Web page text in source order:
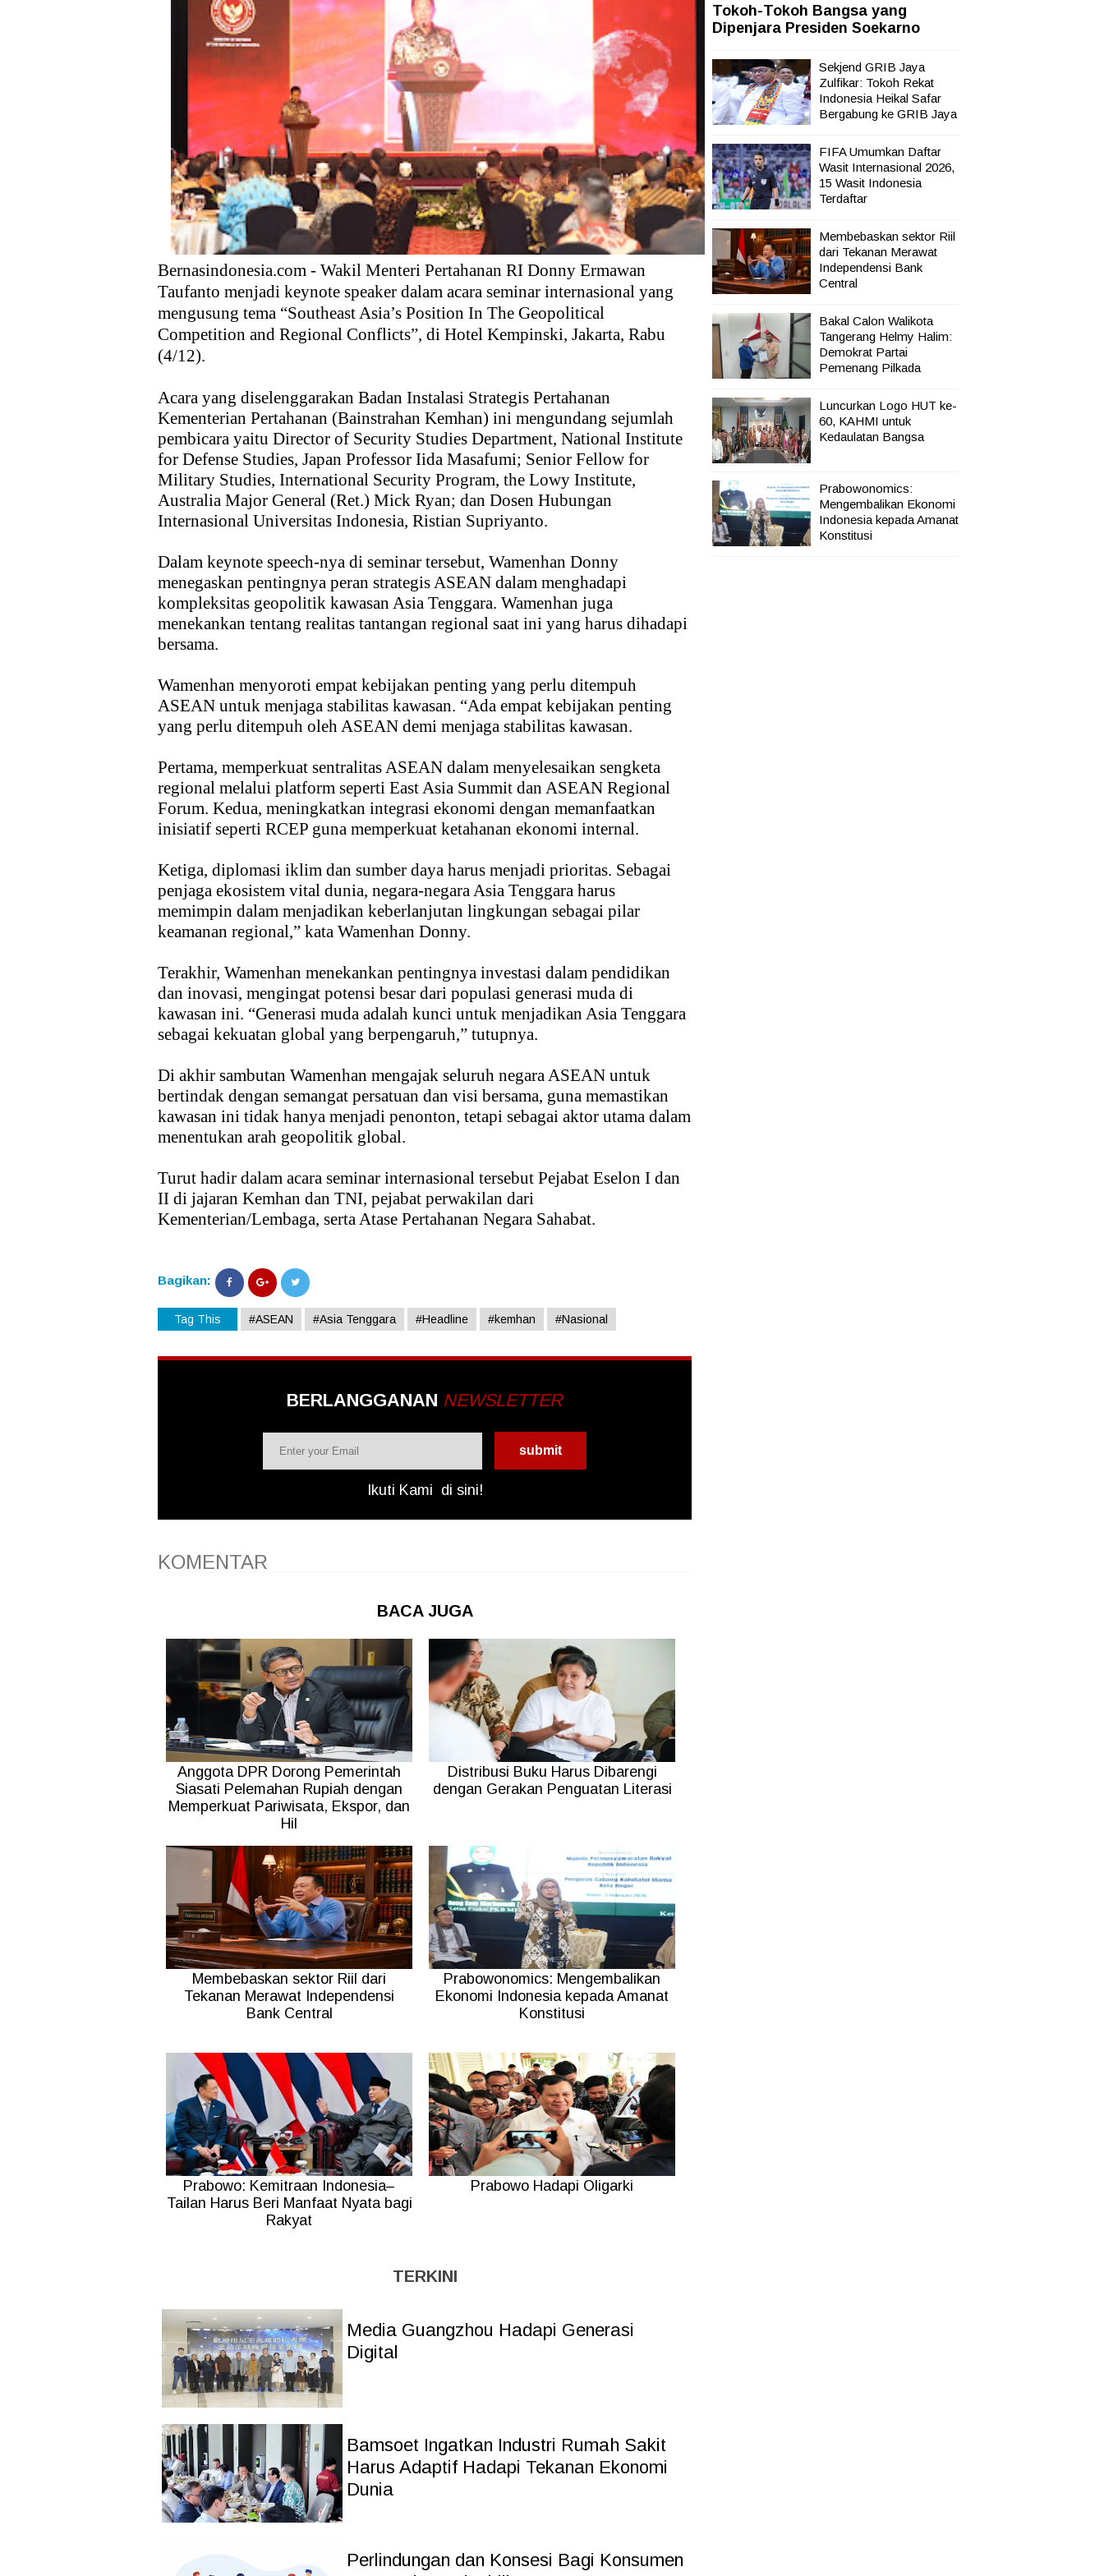
Ekspor, dan Hilirisasi
Kebijakan Strategis Pemerintah Topang Kenaikan PMI Manufaktur Nasional
Distribusi Buku Harus Dibarengi dengan Gerakan Penguatan Literasi
Waketum MUI Dukung Perampasan Aset Koruptor
Membebaskan sektor Riil dari Tekanan Merawat Independensi Bank Central
Media Guangzhou Hadapi Generasi Digital
Bamsoet Ingatkan Industri Rumah Sakit Harus Adaptif Hadapi Tekanan Ekonomi Dunia
Bernasindonesia.com - Wakil Menteri Pertahanan RI Donny Ermawan
Taufanto menjadi keynote speaker dalam acara seminar internasional yang
mengusung tema “Southeast Asia’s Position In The Geopolitical
Competition and Regional Conflicts”, di Hotel Kempinski, Jakarta, Rabu
(4/12).
Acara yang diselenggarakan Badan Instalasi Strategis Pertahanan
Kementerian Pertahanan (Bainstrahan Kemhan) ini mengundang sejumlah
pembicara yaitu Director of Security Studies Department, National Institute
for Defense Studies, Japan Professor Iida Masafumi; Senior Fellow for
Military Studies, International Security Program, the Lowy Institute,
Australia Major General (Ret.) Mick Ryan; dan Dosen Hubungan
Internasional Universitas Indonesia, Ristian Supriyanto.
Dalam keynote speech-nya di seminar tersebut, Wamenhan Donny
menegaskan pentingnya peran strategis ASEAN dalam menghadapi
kompleksitas geopolitik kawasan Asia Tenggara. Wamenhan juga
menekankan tentang realitas tantangan regional saat ini yang harus dihadapi
bersama.
Wamenhan menyoroti empat kebijakan penting yang perlu ditempuh
ASEAN untuk menjaga stabilitas kawasan. “Ada empat kebijakan penting
yang perlu ditempuh oleh ASEAN demi menjaga stabilitas kawasan.
Pertama, memperkuat sentralitas ASEAN dalam menyelesaikan sengketa
regional melalui platform seperti East Asia Summit dan ASEAN Regional
Forum. Kedua, meningkatkan integrasi ekonomi dengan memanfaatkan
inisiatif seperti RCEP guna memperkuat ketahanan ekonomi internal.
Ketiga, diplomasi iklim dan sumber daya harus menjadi prioritas. Sebagai
penjaga ekosistem vital dunia, negara-negara Asia Tenggara harus
memimpin dalam menjadikan keberlanjutan lingkungan sebagai pilar
keamanan regional,” kata Wamenhan Donny.
Terakhir, Wamenhan menekankan pentingnya investasi dalam pendidikan
dan inovasi, mengingat potensi besar dari populasi generasi muda di
kawasan ini. “Generasi muda adalah kunci untuk menjadikan Asia Tenggara
sebagai kekuatan global yang berpengaruh,” tutupnya.
Di akhir sambutan Wamenhan mengajak seluruh negara ASEAN untuk
bertindak dengan semangat persatuan dan visi bersama, guna memastikan
kawasan ini tidak hanya menjadi penonton, tetapi sebagai aktor utama dalam
menentukan arah geopolitik global.
Turut hadir dalam acara seminar internasional tersebut Pejabat Eselon I dan
II di jajaran Kemhan dan TNI, pejabat perwakilan dari
Kementerian/Lembaga, serta Atase Pertahanan Negara Sahabat.
Bagikan:
Tag This #ASEAN #Asia Tenggara #Headline #kemhan #Nasional
BERLANGGANAN NEWSLETTER
Ikuti Kami di sini!
KOMENTAR
BACA JUGA
Anggota DPR Dorong Pemerintah
Siasati Pelemahan Rupiah dengan
Memperkuat Pariwisata, Ekspor, dan
Hil
Distribusi Buku Harus Dibarengi
dengan Gerakan Penguatan Literasi
Membebaskan sektor Riil dari
Tekanan Merawat Independensi
Bank Central
Prabowonomics: Mengembalikan
Ekonomi Indonesia kepada Amanat
Konstitusi
Prabowo: Kemitraan Indonesia–
Tailan Harus Beri Manfaat Nyata bagi
Rakyat
Prabowo Hadapi Oligarki
TERKINI
Media Guangzhou Hadapi Generasi
Digital
Bamsoet Ingatkan Industri Rumah Sakit
Harus Adaptif Hadapi Tekanan Ekonomi
Dunia
Perlindungan dan Konsesi Bagi Konsumen
Tokoh-Tokoh Bangsa yang
Dipenjara Presiden Soekarno
Sekjend GRIB Jaya
Zulfikar: Tokoh Rekat
Indonesia Heikal Safar
Bergabung ke GRIB Jaya
FIFA Umumkan Daftar
Wasit Internasional 2026,
15 Wasit Indonesia
Terdaftar
Membebaskan sektor Riil
dari Tekanan Merawat
Independensi Bank
Central
Bakal Calon Walikota
Tangerang Helmy Halim:
Demokrat Partai
Pemenang Pilkada
Luncurkan Logo HUT ke-
60, KAHMI untuk
Kedaulatan Bangsa
Prabowonomics:
Mengembalikan Ekonomi
Indonesia kepada Amanat
Konstitusi